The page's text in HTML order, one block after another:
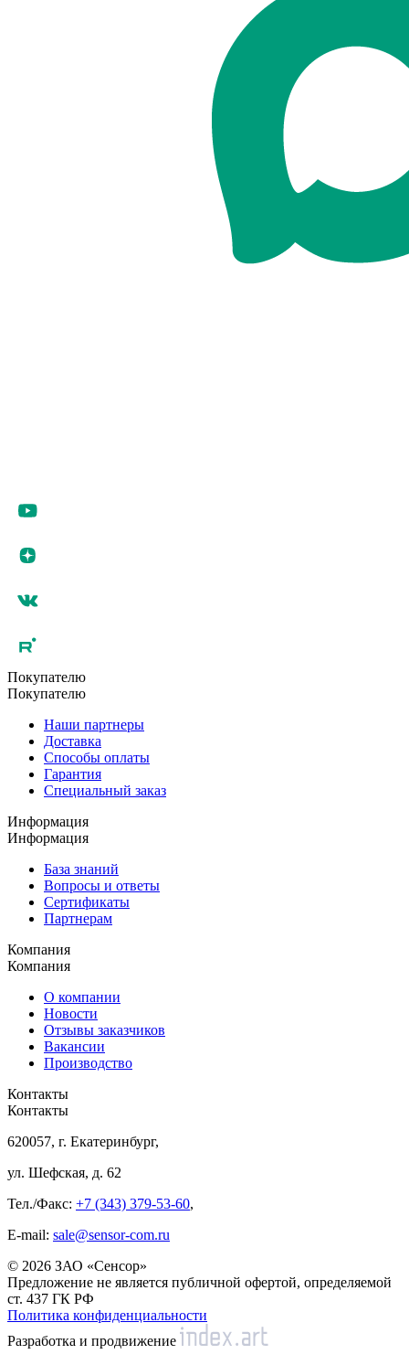
Покупателю
Покупателю
Наши партнеры
Доставка
Способы оплаты
Гарантия
Специальный заказ
Информация
Информация
База знаний
Вопросы и ответы
Сертификаты
Партнерам
Компания
Компания
О компании
Новости
Отзывы заказчиков
Вакансии
Производство
Контакты
Контакты
620057, г. Екатеринбург,
ул. Шефская, д. 62
Тел./Факс: +7 (343) 379-53-60,
E-mail: sale@sensor-com.ru
© 2026 ЗАО «Сенсор»
Предложение не является публичной офертой, определяемой
ст. 437 ГК РФ
Политика конфиденциальности
Разработка и продвижение